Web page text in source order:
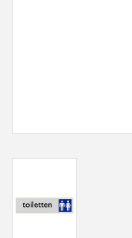
Portfolio